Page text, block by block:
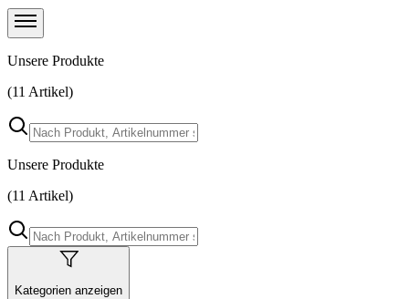
Unsere Produkte
(11 Artikel)
Unsere Produkte
(11 Artikel)
Kategorien anzeigen